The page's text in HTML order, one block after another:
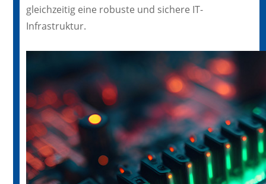
gleichzeitig eine robuste und sichere IT-
Infrastruktur.